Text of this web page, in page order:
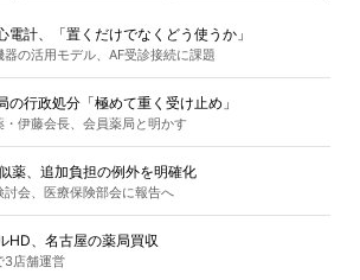
電計、「置くだけでなくどう使うか」
器の活用モデル、AF受診接続に課題
の行政処分「極めて重く受け止め」
・伊藤会長、会員薬局と明かす
薬、追加負担の例外を明確化
討会、医療保険部会に報告へ
HD、名古屋の薬局買収
3店舗運営